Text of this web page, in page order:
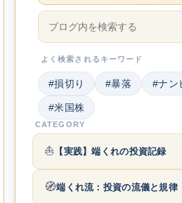
よく検索されるキーワード
#損切り #暴落 #ナン
#米国株
CATEGORY
⛵ 【実践】端くれの投資記録
🧭端くれ流：投資の流儀と規律